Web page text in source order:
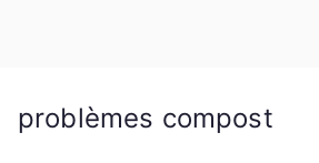
problèmes compost